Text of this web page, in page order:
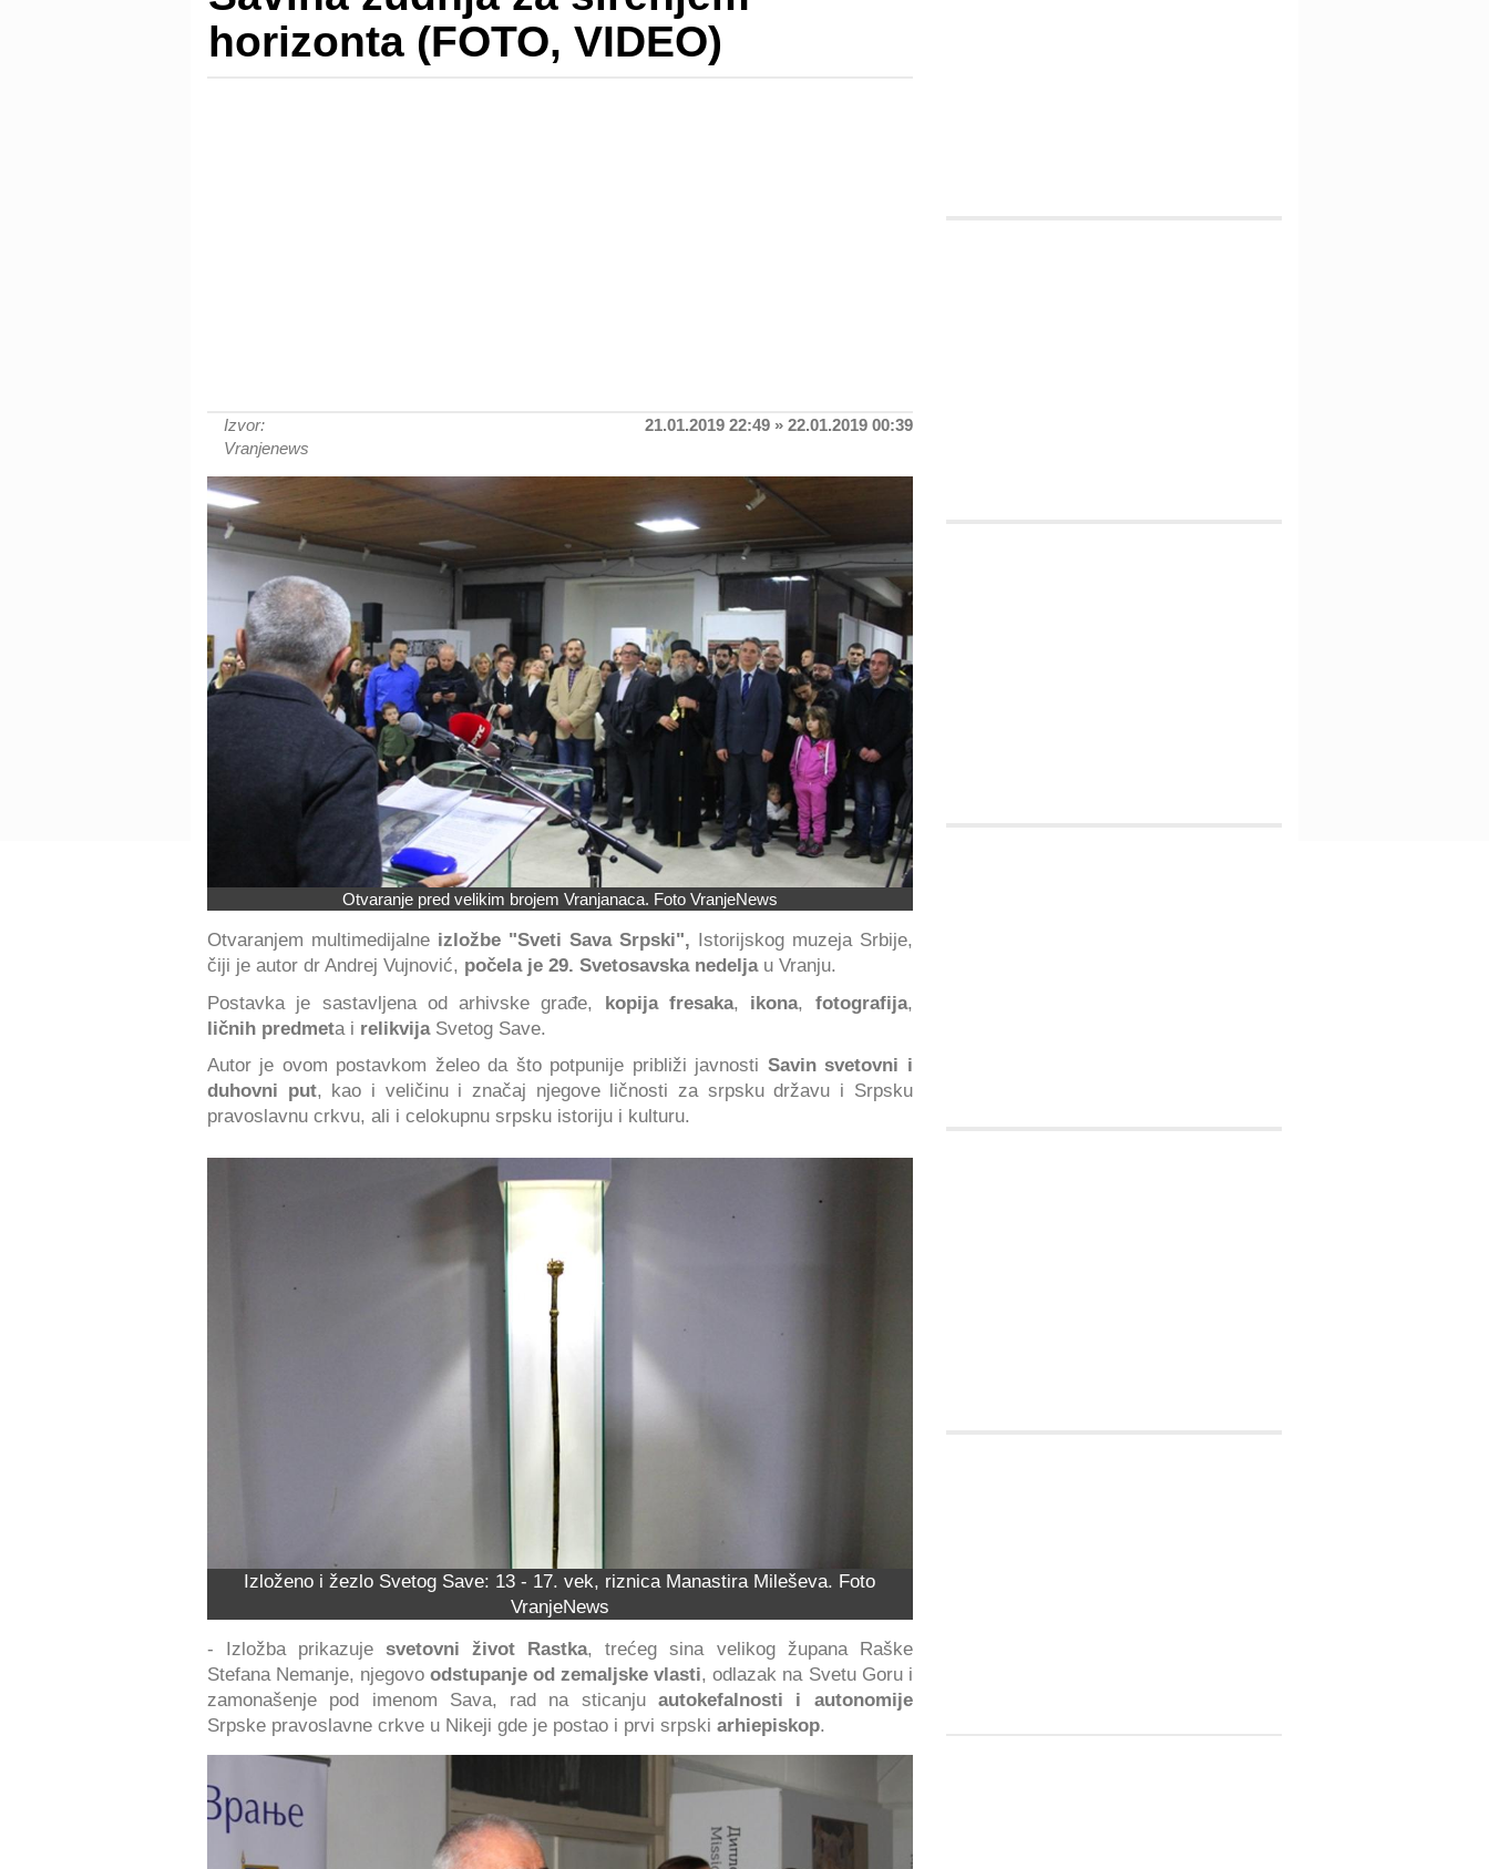
horizonta (FOTO, VIDEO)
Izvor:
Vranjenews
21.01.2019 22:49 » 22.01.2019 00:39
Otvaranje pred velikim brojem Vranjanaca. Foto VranjeNews
Otvaranjem multimedijalneizložbe "Sveti Sava Srpski",
Istorijskog muzeja Srbije,
čiji je autor dr Andrej Vujnović, počela je 29. Svetosavska nedeljau Vranju.
Postavka je sastavljena od arhivske građe, kopija fresaka, ikona, fotografija,
ličnih predmeta i relikvijaSvetog Save.
Autor je ovom postavkom želeo da što potpunije približi javnosti Savin svetovni i
duhovni put, kao i veličinu i značaj njegove ličnosti za srpsku državu i Srpsku
pravoslavnu crkvu, ali i celokupnu srpsku istoriju i kulturu.
Izloženo i žezlo Svetog Save: 13 - 17. vek, riznica Manastira Mileševa. Foto
VranjeNews
- Izložba prikazujesvetovni život Rastka, trećeg sina velikog župana Raške
Stefana Nemanje, njegovoodstupanje od zemaljske vlasti, odlazak na Svetu Goru i
zamonašenje pod imenom Sava, rad na sticanjuautokefalnosti i autonomije
Srpske pravoslavne crkve u Nikeji gde je postao i prvi srpski arhiepiskop.